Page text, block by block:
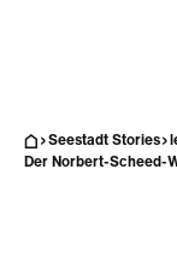
Seestadt Stories
Der Norbert-Scheed-